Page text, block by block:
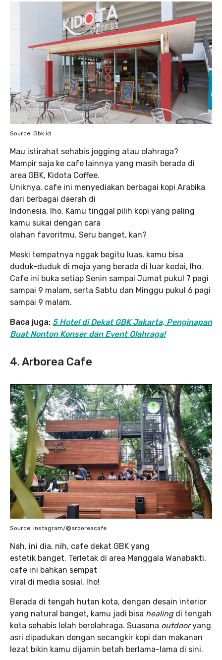
Source: Gbk.id
Mau istirahat sehabis jogging atau olahraga?
Mampir saja ke cafe lainnya yang masih berada di
area GBK, Kidota Coffee.
Uniknya, cafe ini menyediakan berbagai kopi Arabika
dari berbagai daerah di
Indonesia, lho. Kamu tinggal pilih kopi yang paling
kamu sukai dengan cara
olahan favoritmu. Seru banget, kan?
Meski tempatnya nggak begitu luas, kamu bisa
duduk-duduk di meja yang berada di luar kedai, lho.
Cafe ini buka setiap Senin sampai Jumat pukul 7 pagi
sampai 9 malam, serta Sabtu dan Minggu pukul 6 pagi
sampai 9 malam.
Baca juga: 5 Hotel di Dekat GBK Jakarta, Penginapan
Buat Nonton Konser dan Event Olahraga!
4. Arborea Cafe
Source: Instagram/@arboreacafe
Nah, ini dia, nih, cafe dekat GBK yang
estetik banget. Terletak di area Manggala Wanabakti,
cafe ini bahkan sempat
viral di media sosial, lho!
Berada di tengah hutan kota, dengan desain interior
yang natural banget, kamu jadi bisa healing di tengah
kota sehabis lelah berolahraga. Suasana outdooryang
asri dipadukan dengan secangkir kopi dan makanan
lezat bikin kamu dijamin betah berlama-lama di sini.